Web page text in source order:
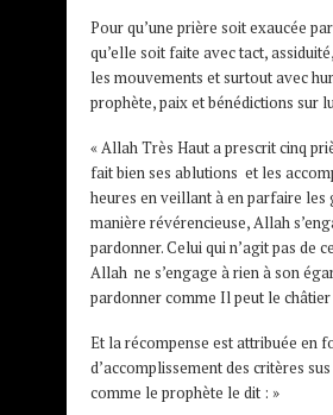
Pour qu’une prière soit exaucée
qu’elle soit faite avec tact,
les mouvements et surtout avec
prophète, paix et bénédictions sur
« Allah Très Haut a prescrit cinq
fait bien ses ablutions et les
heures en veillant à en parfaire les
manière révérencieuse, Allah
pardonner. Celui qui n’agit pas de
Allah ne s’engage à rien à son
pardonner comme Il peut le châtier
Et la récompense est attribuée en
d’accomplissement des critères
comme le prophète le dit : »